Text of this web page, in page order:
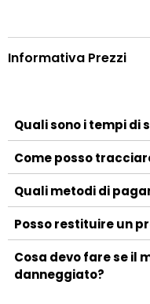
Informativa Prezzi
Quali sono i tempi di
I tempi di spedizione
scelto e della località di
consegna avviene
Come posso
Una volta spedito
di tracciamento e il link
Quali metodi di
Accettiamo i principali
carte di credito,
Posso restituire un
Sì, puoi restituire un
ricezione. Assicurati che
Cosa devo fare se il
danneggiato?